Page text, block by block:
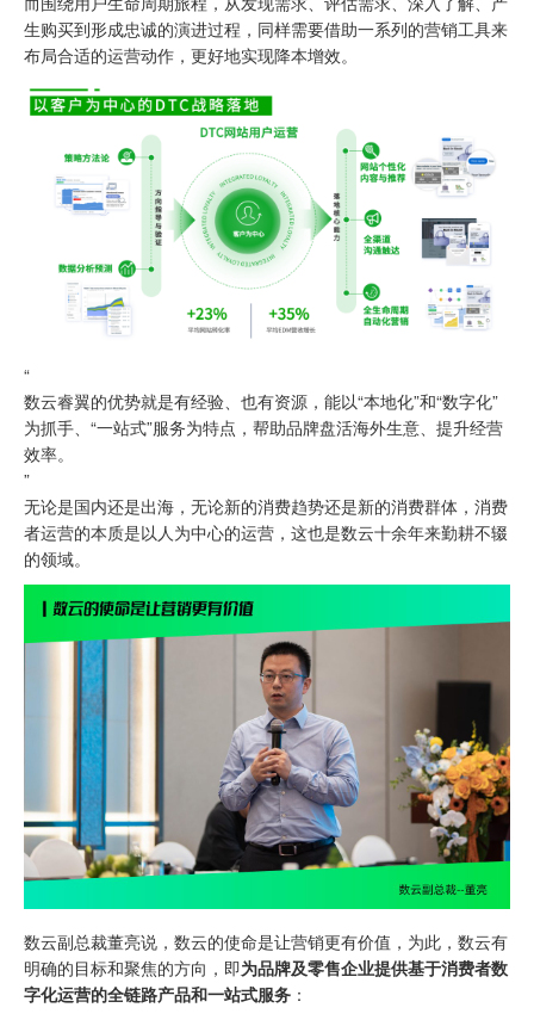
生购买到形成忠诚的演进过程，同样需要借助一系列的营销工具来
布局合适的运营动作，更好地实现降本增效。
“
数云睿翼的优势就是有经验、也有资源，能以“本地化”和“数字化”
为抓手、“一站式”服务为特点，帮助品牌盘活海外生意、提升经营
效率。
”
无论是国内还是出海，无论新的消费趋势还是新的消费群体，消费
者运营的本质是以人为中心的运营，这也是数云十余年来勤耕不辍
的领域。
数云副总裁董亮说，数云的使命是让营销更有价值，为此，数云有
明确的目标和聚焦的方向，即为品牌及零售企业提供基于消费者数
字化运营的全链路产品和一站式服务 ：